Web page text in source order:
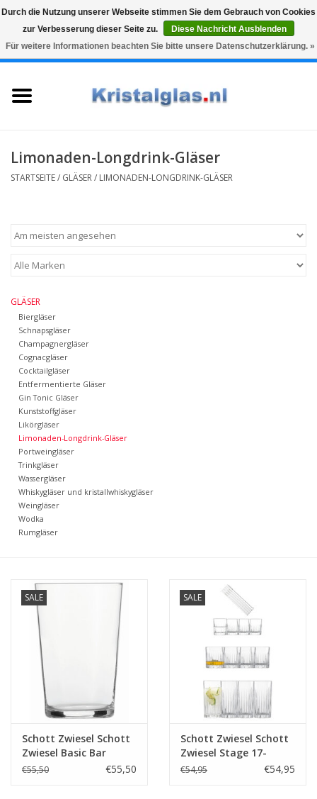
Snelle levering
Graveren
0 Artikel - €0,00
Karaffen
Kaffee & Tee
Bar & Wein
Limonaden-Longdrink-Gläser
STARTSEITE/ GLÄSER/ LIMONADEN-LONGDRINK-GLÄSER
GLÄSER
Biergläser
Schnapsgläser
Champagnergläser
Cognacgläser
Cocktailgläser
Entfermentierte Gläser
Gin Tonic Gläser
Kunststoffgläser
Likörgläser
Limonaden-Longdrink-Gläser
Portweingläser
Trinkgläser
Wassergläser
Whiskygläser und kristallwhiskygläser
Weingläser
Wodka
Rumgläser
SALE
Schott Zwiesel Schott
Zwiesel Basic Bar
Selection
€55,50 €55,50
SALE
Schott Zwiesel Schott
Zwiesel Stage 17-
delige set
€54,95 €54,95
Durch die Nutzung unserer Webseite stimmen Sie dem Gebrauch von Cookies
zur Verbesserung dieser Seite zu.
Diese Nachricht Ausblenden
Für weitere Informationen beachten Sie bitte unsere Datenschutzerklärung. »